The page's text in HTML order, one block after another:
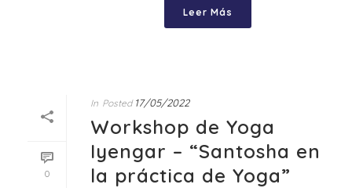
Leer Más
0
In Posted 17/05/2022
Workshop de Yoga
Iyengar – “Santosha en
la práctica de Yoga”